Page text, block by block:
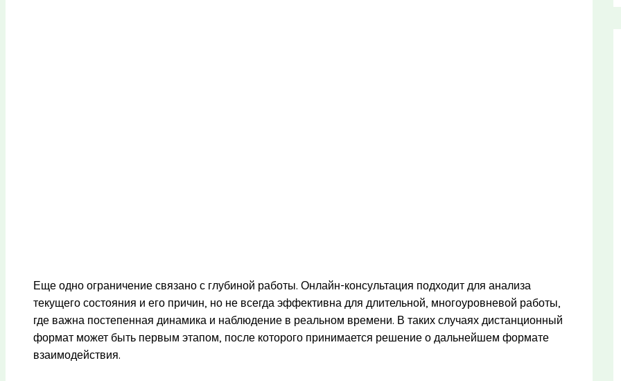
Еще одно ограничение связано с глубиной работы. Онлайн-консультация подходит для анализа
текущего состояния и его причин, но не всегда эффективна для длительной, многоуровневой работы,
где важна постепенная динамика и наблюдение в реальном времени. В таких случаях дистанционный
формат может быть первым этапом, после которого принимается решение о дальнейшем формате
взаимодействия.